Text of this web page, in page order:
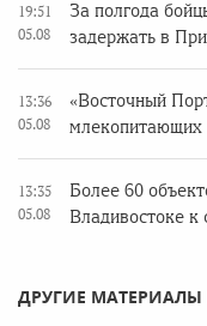
19:51
05.08
За полгода
задержать в
13:36
05.08
«Восточный
млекопитающих
13:35
05.08
Более 60
Владивостоке к
ДРУГИЕ